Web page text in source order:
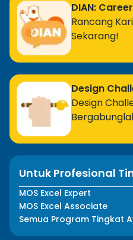
DIAN:
Rancang
Sekarang!
Design
Design
Untuk Profesional
MOS Excel Expert
MOS Excel Associate
Semua Program Tingkat